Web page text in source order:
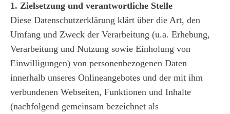
1. Zielsetzung und verantwortliche Stelle
Diese Datenschutzerklärung klärt über die Art, den
Umfang und Zweck der Verarbeitung (u.a. Erhebung,
Verarbeitung und Nutzung sowie Einholung von
Einwilligungen) von personenbezogenen Daten
innerhalb unseres Onlineangebotes und der mit ihm
verbundenen Webseiten, Funktionen und Inhalte
(nachfolgend gemeinsam bezeichnet als